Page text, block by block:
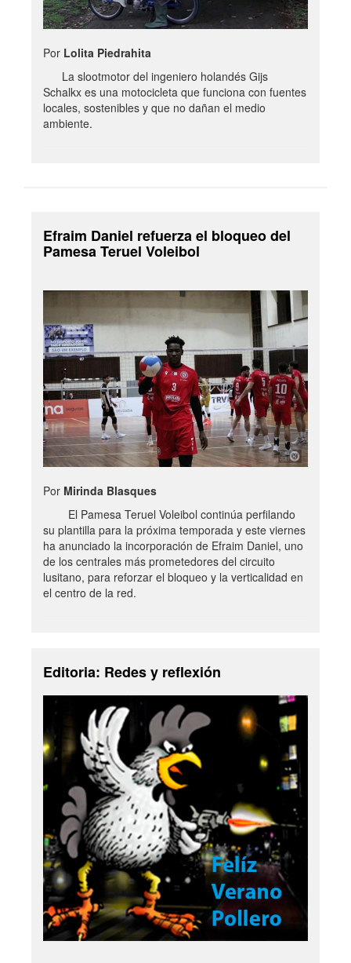
Por Lolita Piedrahita
La slootmotor del ingeniero holandés Gijs
Schalkx es una motocicleta que funciona con fuentes
locales, sostenibles y que no dañan el medio
ambiente.
Efraim Daniel refuerza el bloqueo del
Pamesa Teruel Voleibol
Por Mirinda Blasques
El Pamesa Teruel Voleibol continúa perfilando
su plantilla para la próxima temporada y este viernes
ha anunciado la incorporación de Efraim Daniel, uno
de los centrales más prometedores del circuito
lusitano, para reforzar el bloqueo y la verticalidad en
el centro de la red.
Editoria: Redes y reflexión